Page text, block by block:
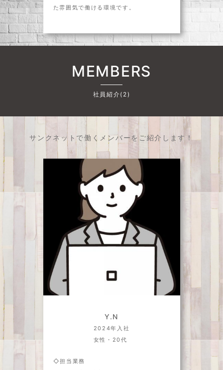
た雰囲気で働ける環境です。
MEMBERS
社員紹介(2)
サンクネットで働くメンバーをご紹介します！
Y.N
2024年入社
女性・20代
◇担当業務